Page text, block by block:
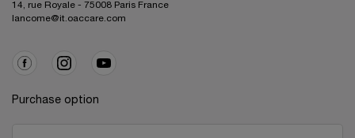
14, rue Royale - 75008 Paris France
lancome@it.oaccare.com
Purchase option